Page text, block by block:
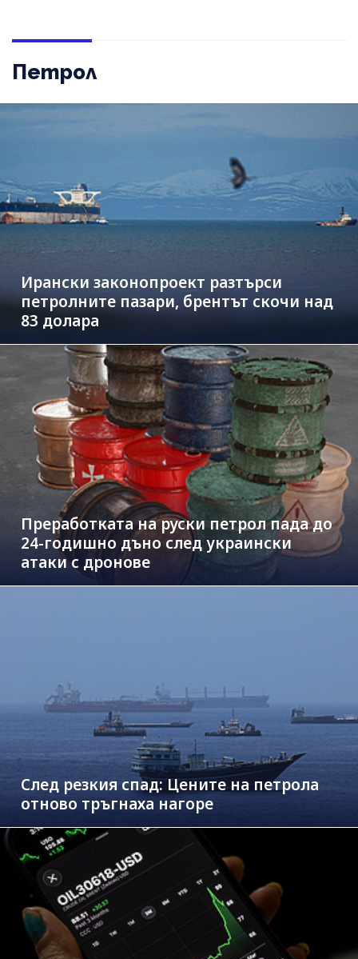
Петрол
Ирански законопроект разтърси
петролните пазари, брентът скочи над
83 долара
Преработката на руски петрол пада до
24-годишно дъно след украински
атаки с дронове
След резкия спад: Цените на петрола
отново тръгнаха нагоре